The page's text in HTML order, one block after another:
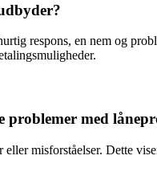
respons, en nem og
med
misforståelser. Dette